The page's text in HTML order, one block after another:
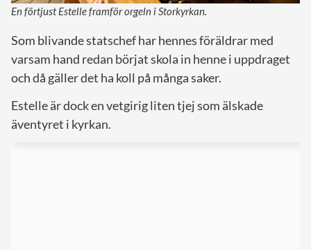
En förtjust Estelle framför orgeln i Storkyrkan.
Som blivande statschef har hennes föräldrar med
varsam hand redan börjat skola in henne i uppdraget
och då gäller det ha koll på många saker.
Estelle är dock en vetgirig liten tjej som älskade
äventyret i kyrkan.